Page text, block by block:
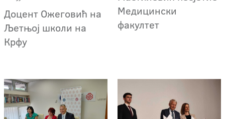
Доцент Ожеговић на
Љетњој школи на
Крфу
Медицински
факултет